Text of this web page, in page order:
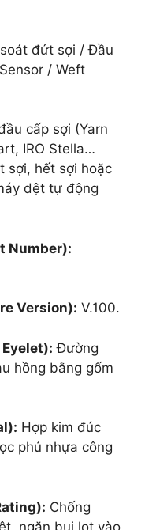
đứt sợi / Đầu
/ Weft
cấp sợi (Yarn
IRO Stella…
sợi, hết sợi hoặc
dệt tự động
Number):
Version): V.100.
Đường
hồng bằng gốm
Hợp kim đúc
phủ nhựa công
Chống
ngăn bụi lọt vào